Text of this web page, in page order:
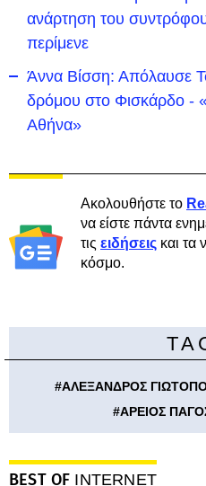
ανάρτηση του
περίμενε
Άννα Βίσση: Απόλαυσε
δρόμου στο Φισκάρδο -
Αθήνα»
Ακολουθήστε το
να είστε πάντα
τις ειδήσεις και τα
κόσμο.
#ΑΛΕΞΑΝΔΡΟΣ
#ΑΡΕΙΟΣ
BEST OF INTERNET